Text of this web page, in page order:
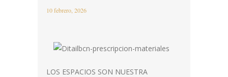
10 febrero, 2026
LOS ESPACIOS SON NUESTRA